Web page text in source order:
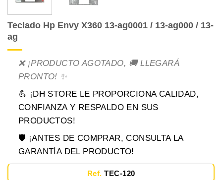
Teclado Hp Envy X360 13-ag0001 / 13-ag000 / 13-
ag
❌ ¡PRODUCTO AGOTADO, 🚚 LLEGARÁ
PRONTO! ✨
💪 ¡DH STORE LE PROPORCIONA CALIDAD,
CONFIANZA Y RESPALDO EN SUS
PRODUCTOS!
🛡️ ¡ANTES DE COMPRAR, CONSULTA LA
GARANTÍA DEL PRODUCTO!
Ref. TEC-120